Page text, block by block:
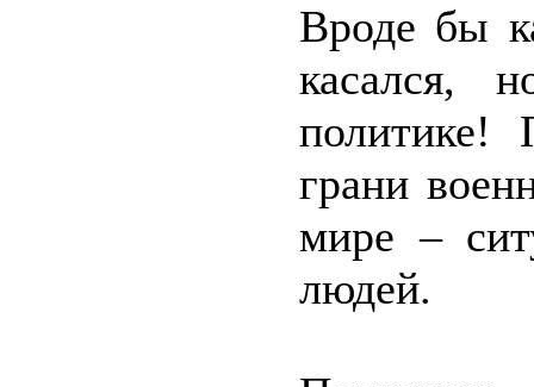
Вроде бы
касался,
политике!
грани
мире –
людей.